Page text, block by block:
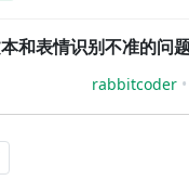
和表情识别不准的问
rabbitcoder